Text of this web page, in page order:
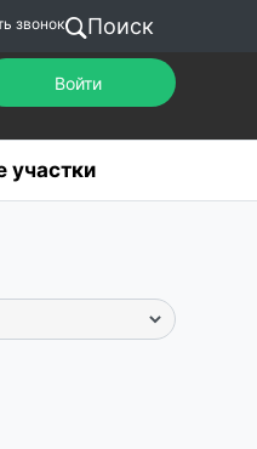
звонок Поиск
Войти
участки